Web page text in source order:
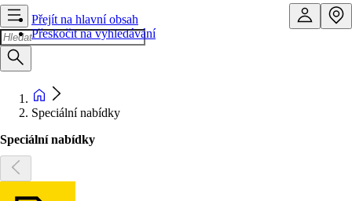
Přejít na hlavní obsah
Přeskočit na vyhledávání
Speciální nabídky
Speciální nabídky